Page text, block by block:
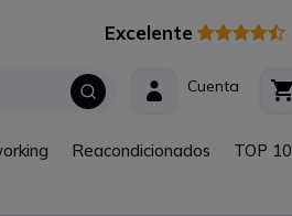
Excelente
Cuenta
Reacondicionados TOP 10